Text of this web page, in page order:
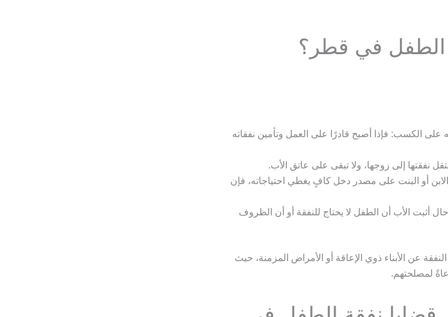
في قطر؟
على الكسب: فإذا أصبح قادرًا على العمل وتأمين نفقاته
نفقتها إلى زوجها، ولا تبقى على عاتق الأب.
الابن أو البنت على مصدر دخل كافٍ يغطي احتياجاته، فإن
أثبت الأب أن الطفل لا يحتاج للنفقة أو أن الظروف
عن الأبناء ذوي الإعاقة أو الأمراض المزمنة، حيث
لمصلحتهم.